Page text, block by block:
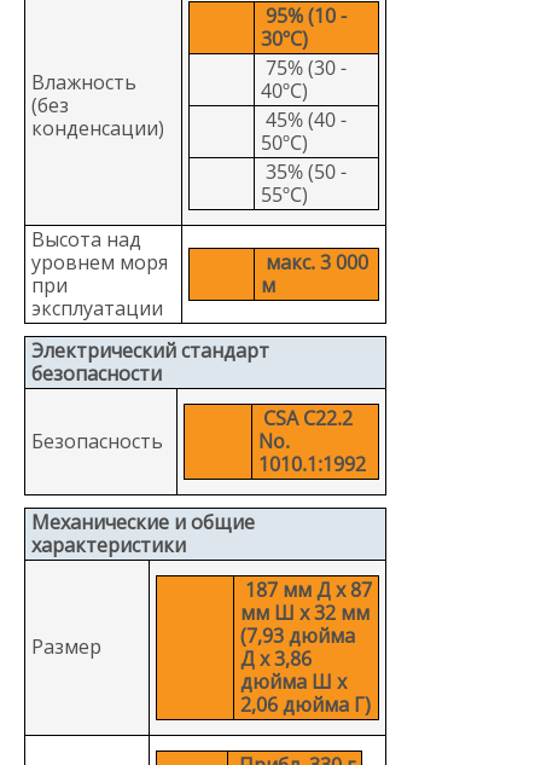
Влажность
(без
конденсации)
95% (10 -
30ºC)
75% (30 -
40ºC)
45% (40 -
50ºC)
35% (50 -
55ºC)
Высота над
уровнем моря
при
эксплуатации
макс. 3 000
м
Электрический стандарт
безопасности
Безопасность
CSA C22.2
No.
1010.1:1992
Механические и общие
характеристики
Размер
187 мм Д x 87
мм Ш x 32 мм
(7,93 дюйма
Д x 3,86
дюйма Ш x
2,06 дюйма Г)